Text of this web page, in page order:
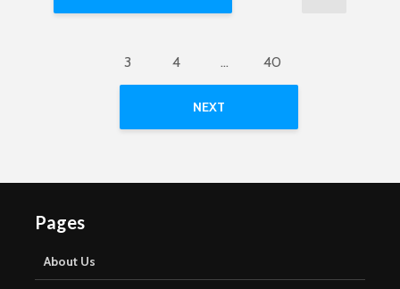
3 4 … 40
NEXT
Pages
About Us